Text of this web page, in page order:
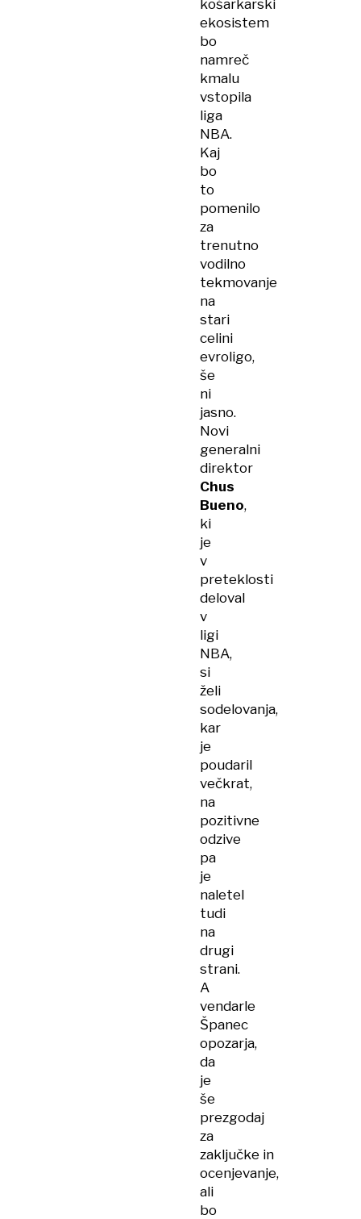
košarkarski
ekosistem
bo
namreč
kmalu
vstopila
liga
NBA.
Kaj
bo
to
pomenilo
za
trenutno
vodilno
tekmovanje
na
stari
celini
evroligo,
še
ni
jasno.
Novi
generalni
direktor
Chus
Bueno,
ki
je
v
preteklosti
deloval
v
ligi
NBA,
si
želi
sodelovanja,
kar
je
poudaril
večkrat,
na
pozitivne
odzive
pa
je
naletel
tudi
na
drugi
strani.
A
vendarle
Španec
opozarja,
da
je
še
prezgodaj
za
zaključke in
ocenjevanje,
ali
bo